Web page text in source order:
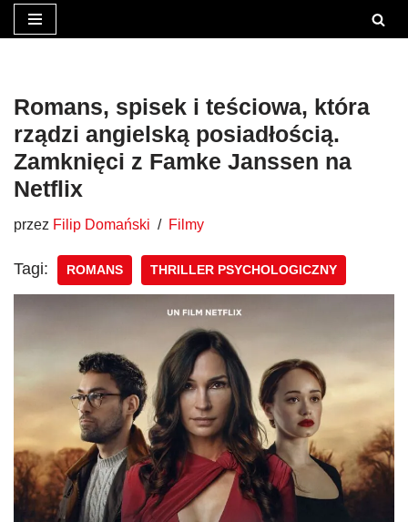
treści
Romans, spisek i teściowa, która
rządzi angielską posiadłością.
Zamknięci z Famke Janssen na
Netflix
przez Filip Domański Filmy
Tagi: ROMANS THRILLER PSYCHOLOGICZNY